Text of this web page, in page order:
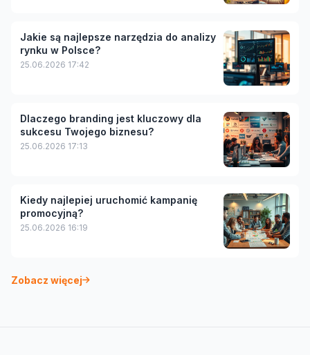
Jakie są najlepsze narzędzia do analizy
rynku w Polsce?
25.06.2026 17:42
Dlaczego branding jest kluczowy dla
sukcesu Twojego biznesu?
25.06.2026 17:13
Kiedy najlepiej uruchomić kampanię
promocyjną?
25.06.2026 16:19
Zobacz więcej